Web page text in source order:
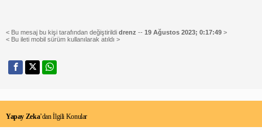
< Bu mesaj bu kişi tarafından değiştirildi drenz -- 19 Ağustos 2023; 0:17:49 >
< Bu ileti mobil sürüm kullanılarak atıldı >
Yapay Zeka’dan İlgili Konular